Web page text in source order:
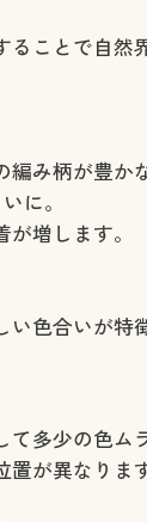
ることで自然
編み柄が豊か
に。
増します。
い色合いが特
多少の色ム
が異なりま